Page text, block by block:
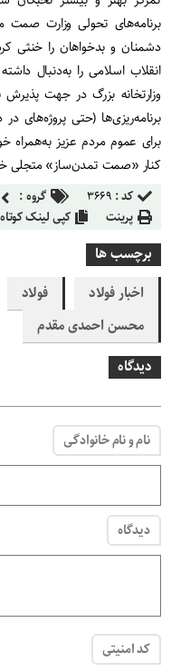
برنامه‌های تحولی وزارت صمت
دشمنان و بدخواهان را خنثی
انقلاب اسلامی را به‌دنبال
وزارتخانه بزرگ در جهت
برنامه‌ریزی‌ها (حتی پروژه‌های
برای عموم مردم عزیز
کنار «صمت تمدن‌ساز» متجلی
کد : ۳۶۶۹ گروه :
پرینت
کپی لینک کوتاه
برچسب ها
اخبار فولاد
فولاد
محسن احمدی مقدم
دیدگاه
نام و نام خانوادگی
دیدگاه
کد امنیتی